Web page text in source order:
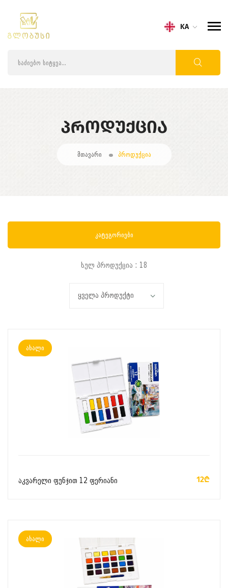
KA
ᲞᲠᲝᲓᲣᲥᲪᲘᲐ
მთავარი პროდუქცია
კატეგორიები
სულ პროდუქცია : 18
ახალი
აკვარელი ფუნჯით 12 ფერიანი 12₾
ახალი